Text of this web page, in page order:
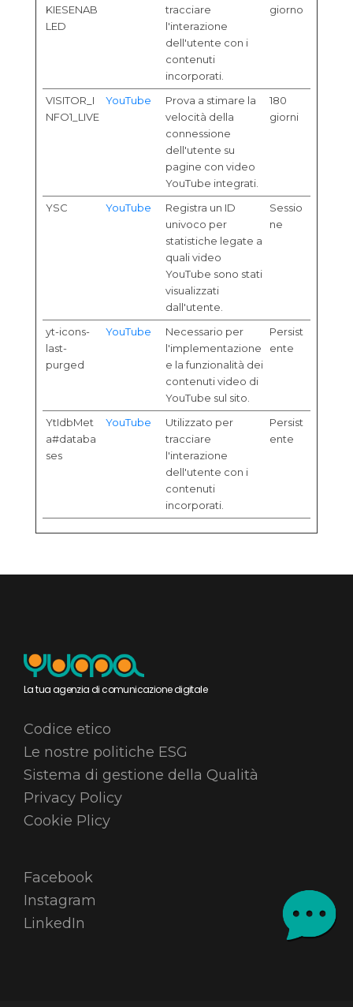
KIESENAB
LED
tracciare
l'interazione
dell'utente con i
contenuti
incorporati.
giorno
VISITOR_I
NFO1_LIVE
YouTube
Prova a stimare la
velocità della
connessione
dell'utente su
pagine con video
YouTube integrati.
180
giorni
YSC YouTube
Registra un ID
univoco per
statistiche legate a
quali video
YouTube sono stati
visualizzati
dall'utente.
Sessio
ne
yt-icons-
last-
purged
YouTube
Necessario per
l'implementazione
e la funzionalità dei
contenuti video di
YouTube sul sito.
Persist
ente
YtIdbMet
a#databa
ses
YouTube
Utilizzato per
tracciare
l'interazione
dell'utente con i
contenuti
incorporati.
Persist
ente
La tua agenzia di comunicazione digitale
Codice etico
Le nostre politiche ESG
Sistema di gestione della Qualità
Privacy Policy
Cookie Plicy
Facebook
Instagram
LinkedIn